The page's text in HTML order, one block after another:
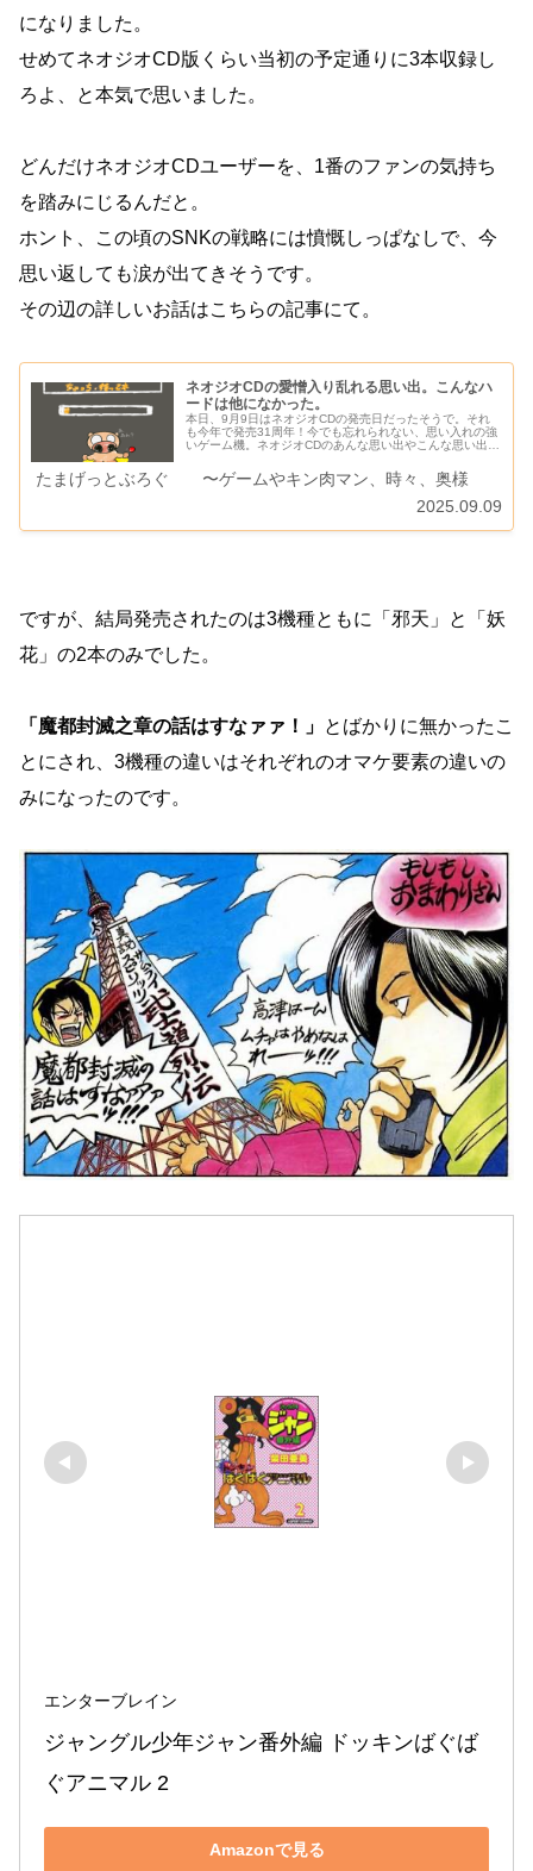
になりました。
せめてネオジオCD版くらい当初の予定通りに3本収録し
ろよ、と本気で思いました。
どんだけネオジオCDユーザーを、1番のファンの気持ち
を踏みにじるんだと。
ホント、この頃のSNKの戦略には憤慨しっぱなしで、今
思い返しても涙が出てきそうです。
その辺の詳しいお話はこちらの記事にて。
ネオジオCDの愛憎入り乱れる思い出。こんなハ
ードは他になかった。
本日、9月9日はネオジオCDの発売日だったそうで。それ
も今年で発売31周年！今でも忘れられない、思い入れの強
いゲーム機。ネオジオCDのあんな思い出やこんな思い出を
のハードを選択したのか5…
たまげっとぶろぐ 〜ゲームやキン肉マン、時々、奥様
2025.09.09
ですが、結局発売されたのは3機種ともに「邪天」と「妖
花」の2本のみでした。
「魔都封滅之章の話はすなァァ！」 とばかりに無かったこ
とにされ、3機種の違いはそれぞれのオマケ要素の違いの
みになったのです。
エンターブレイン
ジャングル少年ジャン番外編 ドッキンばぐば
ぐアニマル 2
Amazonで見る